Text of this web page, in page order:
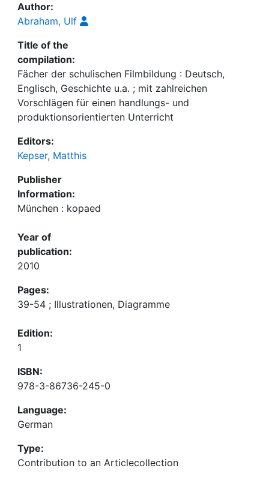
Author:
Abraham, Ulf
Title of the
compilation:
Fächer der schulischen Filmbildung : Deutsch,
Englisch, Geschichte u.a. ; mit zahlreichen
Vorschlägen für einen handlungs- und
produktionsorientierten Unterricht
Editors:
Kepser, Matthis
Publisher
Information:
München : kopaed
Year of
publication:
2010
Pages:
39-54 ; Illustrationen, Diagramme
Edition:
1
ISBN:
978-3-86736-245-0
Language:
German
Type:
Contribution to an Articlecollection